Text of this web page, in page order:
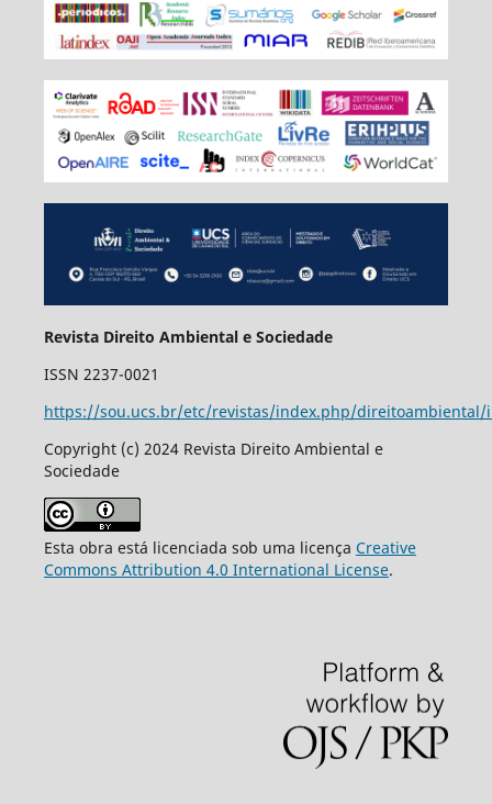
Revista Direito Ambiental e Sociedade
ISSN 2237-0021
https://sou.ucs.br/etc/revistas/index.php/direitoambiental/
Copyright (c) 2024 Revista Direito Ambiental e
Sociedade
Esta obra está licenciada sob uma licença Creative
Commons Attribution 4.0 International License.